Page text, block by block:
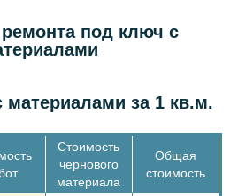
под ключ с
материалами за 1 кв.м.
Стоимость
чернового
материала
Общая
стоимость